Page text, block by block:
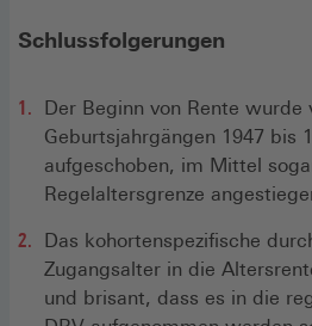
Schlussfolgerungen
Der Beginn von Rente wurde
Geburtsjahrgängen 1947 bis
aufgeschoben, im Mittel
Regelaltersgrenze
Das kohortenspezifische
Zugangsalter in die
und brisant, dass es in die